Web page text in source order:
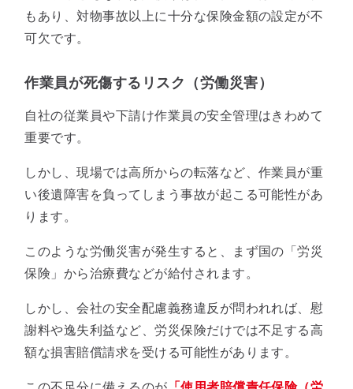
もあり、対物事故以上に十分な保険金額の設定が不
可欠です。
作業員が死傷するリスク（労働災害）
自社の従業員や下請け作業員の安全管理はきわめて
重要です。
しかし、現場では高所からの転落など、作業員が重
い後遺障害を負ってしまう事故が起こる可能性があ
ります。
このような労働災害が発生すると、まず国の「労災
保険」から治療費などが給付されます。
しかし、会社の安全配慮義務違反が問われれば、慰
謝料や逸失利益など、労災保険だけでは不足する高
額な損害賠償請求を受ける可能性があります。